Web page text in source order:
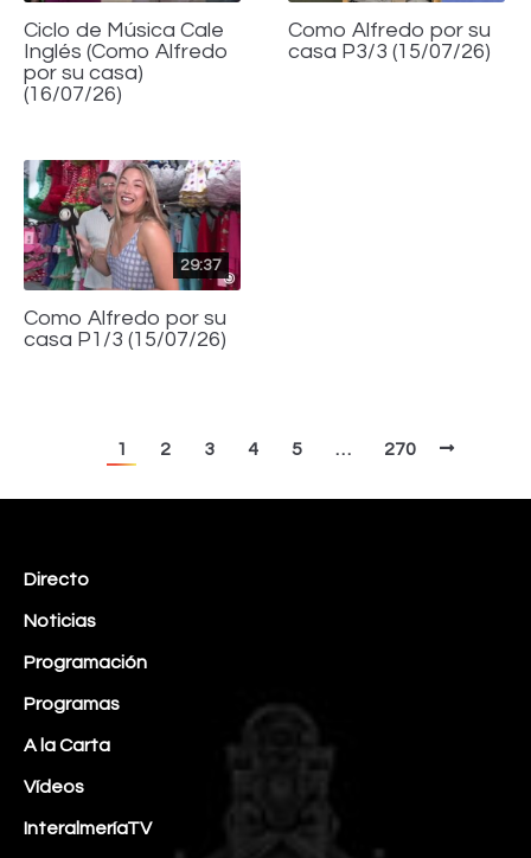
Ciclo de Música Cale
Inglés (Como Alfredo
por su casa)
(16/07/26)
Como Alfredo por su
casa P3/3 (15/07/26)
29:37
Como Alfredo por su
casa P1/3 (15/07/26)
1 2 3 4 5 … 270
Directo
Noticias
Programación
Programas
A la Carta
Vídeos
InteralmeríaTV